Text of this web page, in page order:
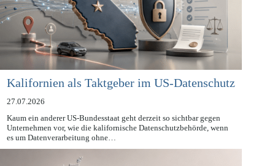
Kalifornien als Taktgeber im US-Datenschutz
27.07.2026
Kaum ein anderer US-Bundesstaat geht derzeit so sichtbar gegen
Unternehmen vor, wie die kalifornische Datenschutzbehörde, wenn
es um Datenverarbeitung ohne…